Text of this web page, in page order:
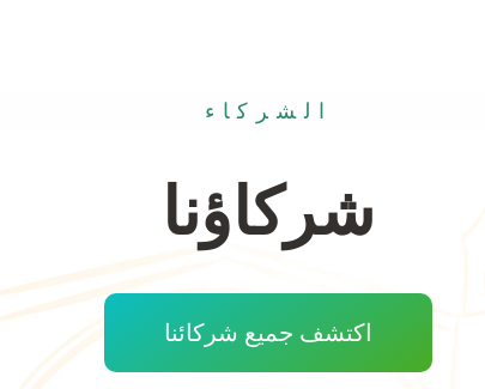
الشركاء
شركاؤنا
اكتشف جميع شركائنا